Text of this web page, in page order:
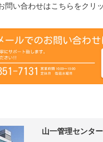
問い合わせはこちらをクリ
山一管理センタ